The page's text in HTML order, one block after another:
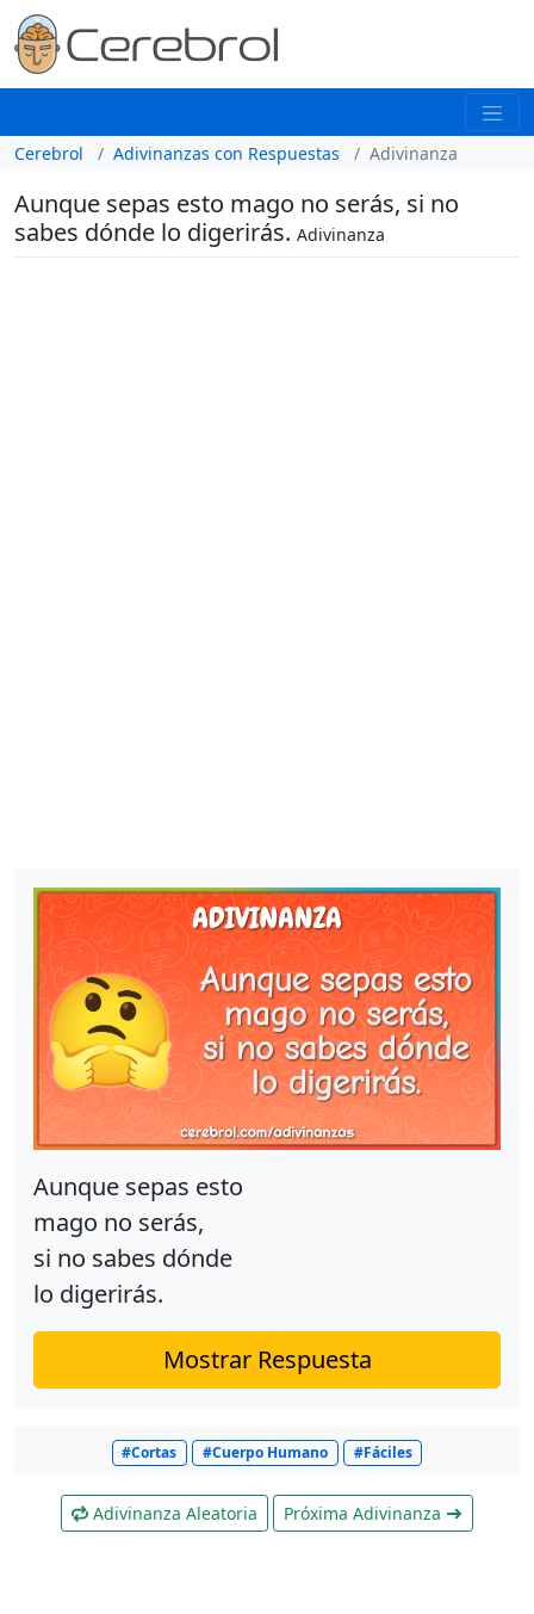
Cerebrol Adivinanzas con Respuestas Adivinanza
Aunque sepas esto mago no serás, si no
sabes dónde lo digerirás. Adivinanza
Aunque sepas esto
mago no serás,
si no sabes dónde
lo digerirás.
Mostrar Respuesta
#Cortas #Cuerpo Humano #Fáciles
Adivinanza Aleatoria Próxima Adivinanza